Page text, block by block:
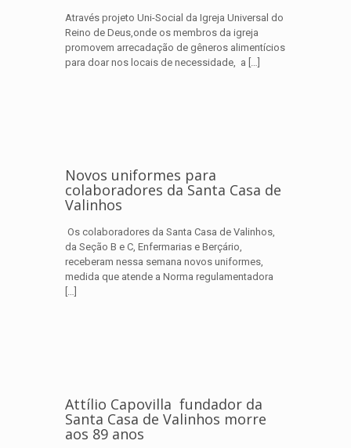
Através projeto Uni-Social da Igreja Universal do
Reino de Deus,onde os membros da igreja
promovem arrecadação de gêneros alimentícios
para doar nos locais de necessidade, a […]
Novos uniformes para
colaboradores da Santa Casa de
Valinhos
Os colaboradores da Santa Casa de Valinhos,
da Seção B e C, Enfermarias e Berçário,
receberam nessa semana novos uniformes,
medida que atende a Norma regulamentadora
[…]
Attílio Capovilla fundador da
Santa Casa de Valinhos morre
aos 89 anos